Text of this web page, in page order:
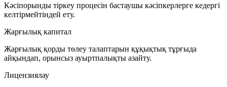
Кәсіпорынды тіркеу процесін бастаушы кәсіпкерлерге кедергі
келтірмейтіндей ету.
Жарғылық капитал
Жарғылық қорды төлеу талаптарын құқықтық тұрғыда
айқындап, орынсыз ауыртпалықты азайту.
Лицензиялау